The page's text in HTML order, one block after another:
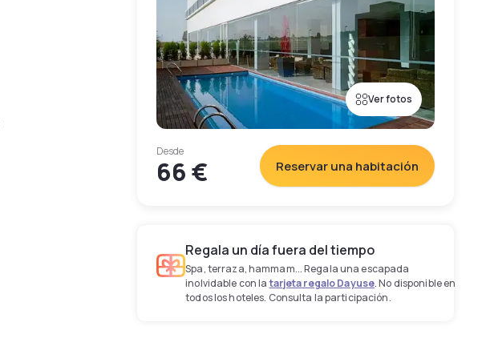
Ver fotos
Desde
66 € Reservar una habitación
Regala un día fuera del tiempo
Spa, terraza, hammam... Regala una escapada
inolvidable con latarjeta regalo Dayuse. No disponible en
todos los hoteles. Consulta la participación.